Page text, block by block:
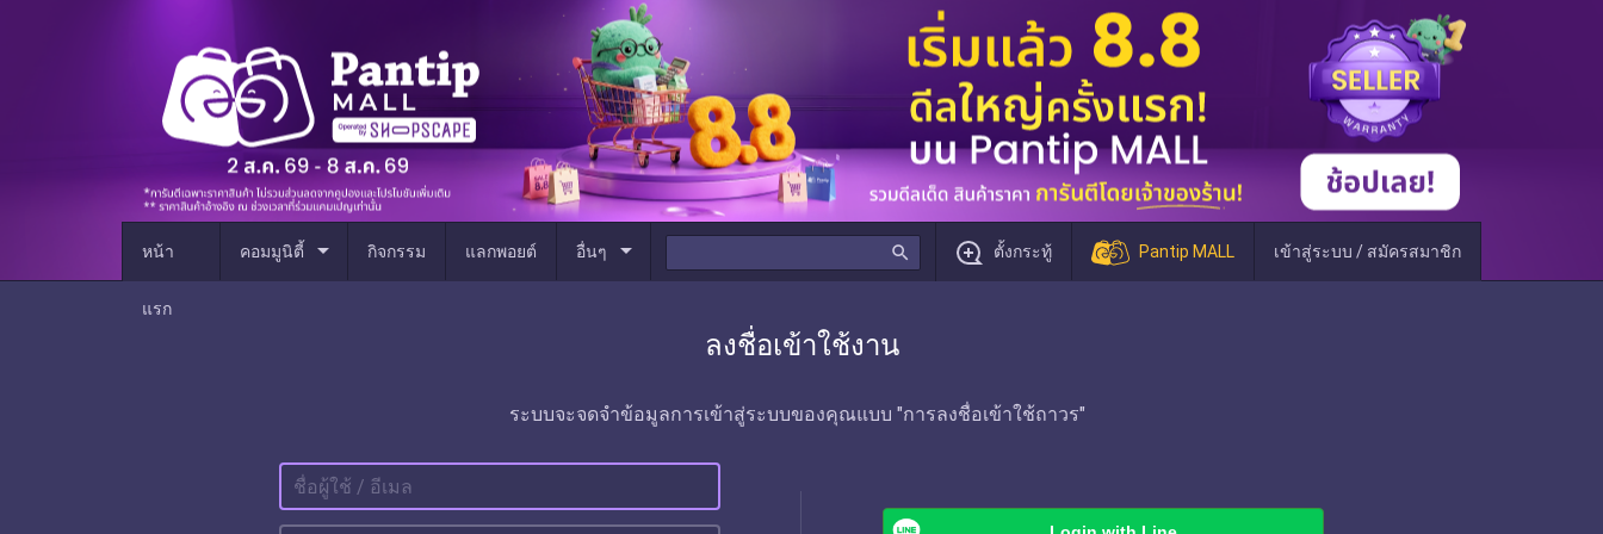
หน้า
แรก
คอมมูนิตี้ arrow_drop_down กิจกรรม แลกพอยต์ อื่นๆ arrow_drop_down search ตั้งกระทู้ Pantip MALL เข้าสู่ระบบ / สมัครสมาชิก
ลงชื่อเข้าใช้งาน
ระบบจะจดจำข้อมูลการเข้าสู่ระบบของคุณแบบ "การลงชื่อเข้าใช้ถาวร"